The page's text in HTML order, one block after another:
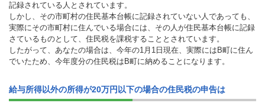
記録されている人とされています。
しかし、その市町村の住民基本台帳に記録されていない人であっても、
実際にその市町村に住んでいる場合には、その人が住民基本台帳に記録
さているものとして、住民税を課税することとされています。
したがって、あなたの場合は、今年の1月1日現在、実際にはB町に住ん
でいたため、今年度分の住民税はB町に納めることになります。
給与所得以外の所得が20万円以下の場合の住民税の申告は